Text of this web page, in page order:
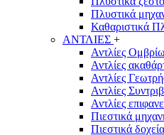
Πλυστικά
Καθαριστικά
ΑΝΤΛΙΕΣ +
Αντλίες
Αντλίες
Αντλίες
Αντλίες
Αντλίες
Πιεστικά
Πιεστικά δοχεία